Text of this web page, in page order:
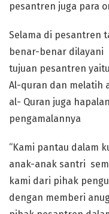
pesantren juga para
Selama di pesantren
benar-benar dilayani
tujuan pesantren
Al-quran dan melatih
al- Quran juga
pengamalannya
“Kami pantau dalam
anak-anak santri
kami dari pihak
dengan memberi